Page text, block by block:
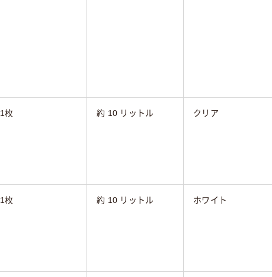
1枚 約 10 リットル クリア
1枚 約 10 リットル ホワイト